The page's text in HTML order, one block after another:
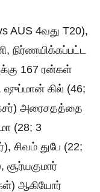
AUS 4வது T20),
நிர்ணயிக்கப்பட்ட
167 ரன்கள்
கில் (46;
அரைசதத்தை
(28; 3
சிவம் துபே (22;
சூர்யகுமார்
ஆகியோர்